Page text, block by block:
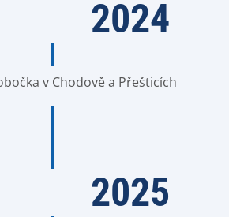
2024
v Chodově a Přešticích
2025